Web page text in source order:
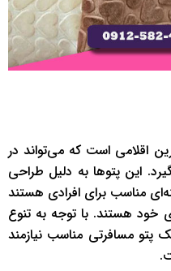
اقلامی است که می‌تواند در
این پتوها به دلیل طراحی
مناسب برای افرادی هستند
خود هستند. با توجه به تنوع
پتو مسافرتی مناسب نیازمند